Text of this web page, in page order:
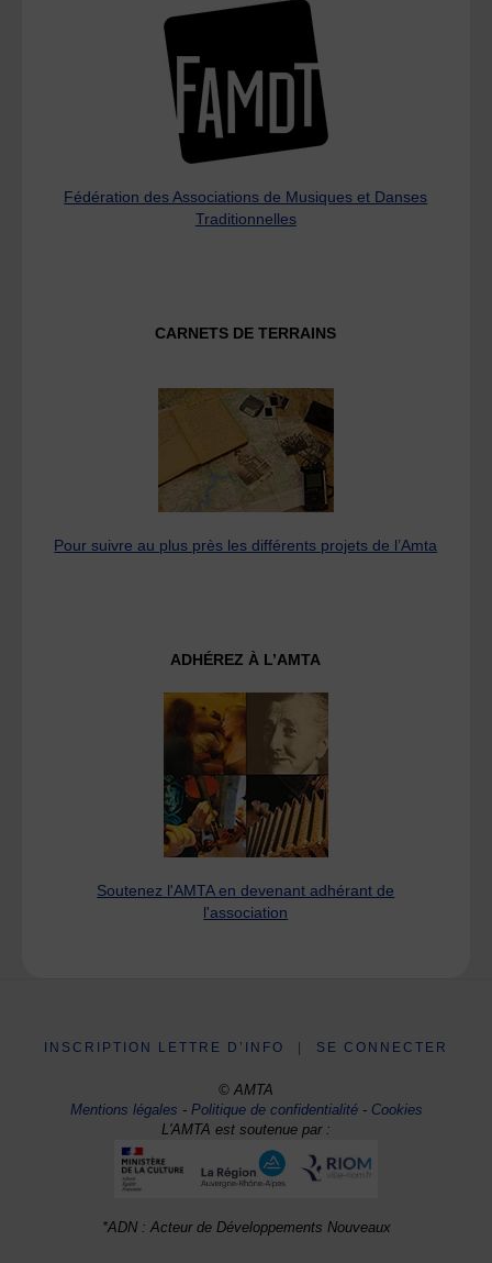
Fédération des Associations de Musiques et Danses
Traditionnelles
CARNETS DE TERRAINS
Pour suivre au plus près les différents projets de l’Amta
ADHÉREZ À L’AMTA
Soutenez l'AMTA en devenant adhérant de
l'association
INSCRIPTION LETTRE D’INFO SE CONNECTER
© AMTA
Mentions légales -Politique de confidentialité- Cookies
L'AMTA est soutenue par :
*ADN : Acteur de Développements Nouveaux